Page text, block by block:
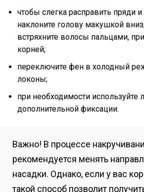
чтобы слегка расправить пряди
наклоните голову макушкой
встряхните волосы пальцами,
корней;
переключите фен в холодный
локоны;
при необходимости используйте
дополнительной фиксации.
Важно! В процессе
рекомендуется менять
насадки. Однако, если у вас
такой способ позволит